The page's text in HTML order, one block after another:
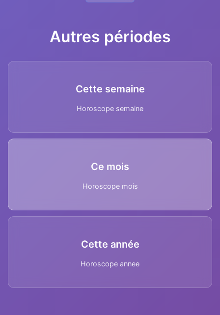
Autres périodes
Cette semaine
Horoscope semaine
Ce mois
Horoscope mois
Cette année
Horoscope annee